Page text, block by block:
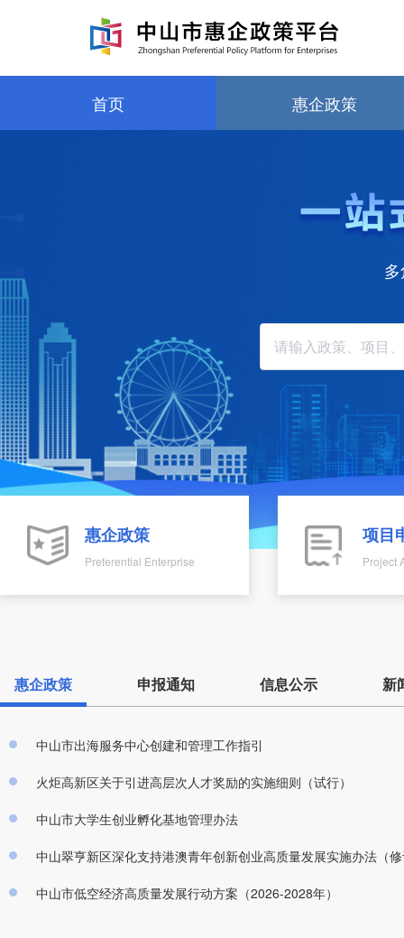
首页 惠企政策
惠企政策
Preferential Enterprise
项目
Project
惠企政策 申报通知 信息公示 新
中山市出海服务中心创建和管理工作指引
火炬高新区关于引进高层次人才奖励的实施细则（试行）
中山市大学生创业孵化基地管理办法
中山翠亨新区深化支持港澳青年创新创业高质量发展实施办法（
中山市低空经济高质量发展行动方案（2026-2028年）